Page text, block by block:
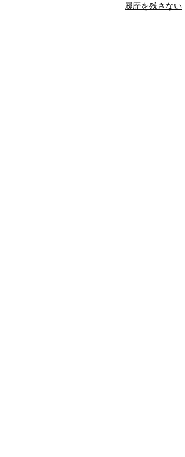
履歴を残さない